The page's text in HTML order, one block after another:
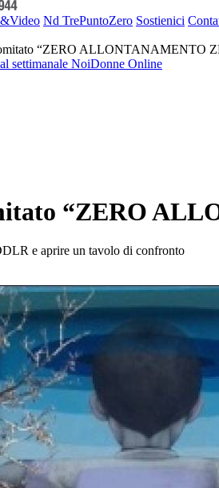
Nd TrePuntoZero Sostienici
“ZERO ALLONTANAMENTO
settimanale NoiDonne Online
“ZERO
e aprire un tavolo di confronto